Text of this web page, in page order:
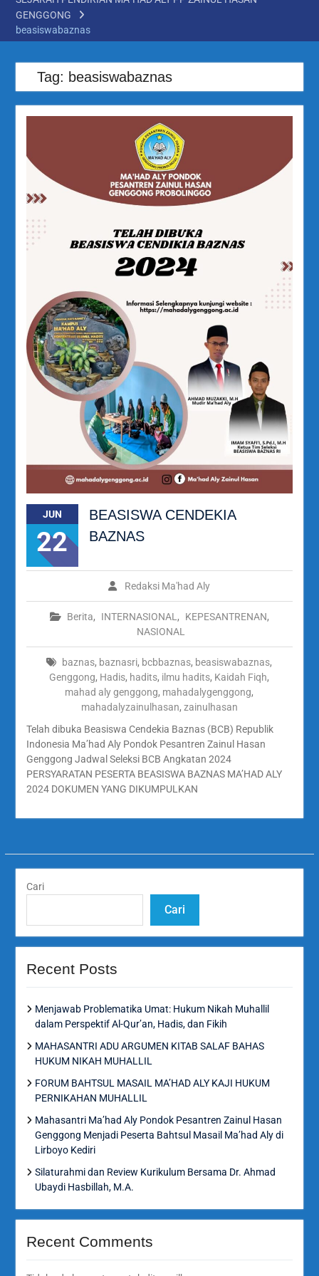
GENGGONG
beasiswabaznas
Tag: beasiswabaznas
JUN
22
BEASISWA CENDEKIA
BAZNAS
Redaksi Ma'had Aly
Berita, INTERNASIONAL , KEPESANTRENAN,
NASIONAL
baznas, baznasri, bcbbaznas, beasiswabaznas,
Genggong, Hadis, hadits, ilmu hadits, Kaidah Fiqh,
mahad aly genggong, mahadalygenggong,
mahadalyzainulhasan, zainulhasan
Telah dibuka Beasiswa Cendekia Baznas (BCB) Republik
Indonesia Ma’had Aly Pondok Pesantren Zainul Hasan
Genggong Jadwal Seleksi BCB Angkatan 2024
PERSYARATAN PESERTA BEASISWA BAZNAS MA’HAD ALY
2024 DOKUMEN YANG DIKUMPULKAN
Cari
Cari
Recent Posts
Menjawab Problematika Umat: Hukum Nikah Muhallil
dalam Perspektif Al-Qur’an, Hadis, dan Fikih
MAHASANTRI ADU ARGUMEN KITAB SALAF BAHAS
HUKUM NIKAH MUHALLIL
FORUM BAHTSUL MASAIL MA’HAD ALY KAJI HUKUM
PERNIKAHAN MUHALLIL
Mahasantri Ma’had Aly Pondok Pesantren Zainul Hasan
Genggong Menjadi Peserta Bahtsul Masail Ma’had Aly di
Lirboyo Kediri
Silaturahmi dan Review Kurikulum Bersama Dr. Ahmad
Ubaydi Hasbillah, M.A.
Recent Comments